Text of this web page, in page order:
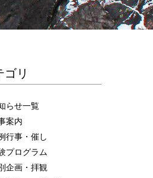
ゴリ
らせ一覧
案内
行事・催し
プログラム
企画・拝観